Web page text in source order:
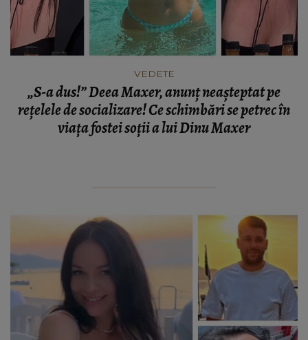
VEDETE
„S-a dus!” Deea Maxer, anunț neașteptat pe
rețelele de socializare! Ce schimbări se petrec în
viața fostei soții a lui Dinu Maxer